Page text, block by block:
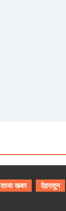
ताजा खबर देहरादून